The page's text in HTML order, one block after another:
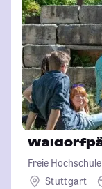
Freie
Stuttgart